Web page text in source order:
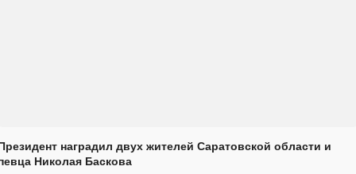
наградил двух жителей Саратовской области и
Николая Баскова